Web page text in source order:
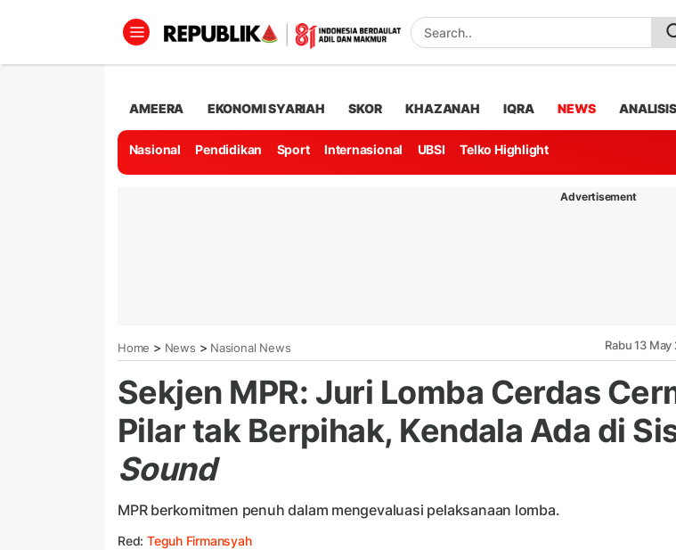
AMEERA EKONOMI SYARIAH SKOR KHAZANAH IQRA NEWS ANALISIS
Nasional Pendidikan Sport Internasional UBSI Telko Highlight
Advertisement
Home > News > Nasional News Rabu 13
Sekjen MPR: Juri Lomba Cerdas
Pilar tak Berpihak, Kendala Ada di
Sound
MPR berkomitmen penuh dalam mengevaluasi pelaksanaan lomba.
Red: Teguh Firmansyah